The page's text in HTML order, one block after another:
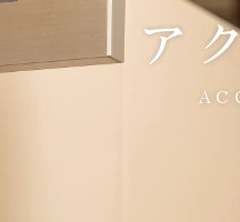
ア